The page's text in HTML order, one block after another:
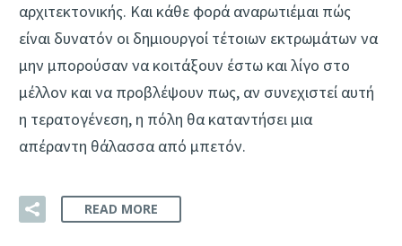
αρχιτεκτονικής. Και κάθε φορά αναρωτιέμαι πώς
είναι δυνατόν οι δημιουργοί τέτοιων εκτρωμάτων να
μην μπορούσαν να κοιτάξουν έστω και λίγο στο
μέλλον και να προβλέψουν πως, αν συνεχιστεί αυτή
η τερατογένεση, η πόλη θα καταντήσει μια
απέραντη θάλασσα από μπετόν.
READ MORE